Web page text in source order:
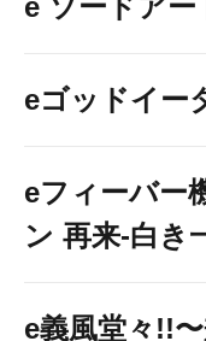
e ソードア
eゴッドイー
eフィーバー
ン 再来-白き
e義風堂々!!